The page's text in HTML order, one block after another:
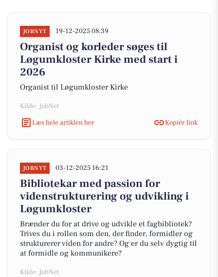
JOBNYT 19-12-2025 08:39
Organist og korleder søges til
Løgumkloster Kirke med start i
2026
Organist til Løgumkloster Kirke
Kilde: JobNet
Læs hele artiklen her
Kopiér link
JOBNYT 03-12-2025 16:21
Bibliotekar med passion for
videnstrukturering og udvikling i
Løgumkloster
Brænder du for at drive og udvikle et fagbibliotek?
Trives du i rollen som den, der finder, formidler og
strukturerer viden for andre? Og er du selv dygtig til
at formidle og kommunikere?
Kilde: JobNet